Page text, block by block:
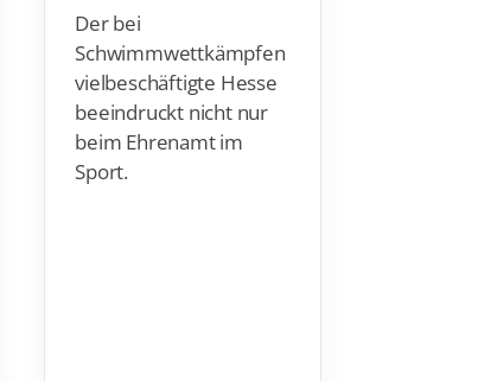
Der bei
Schwimmwettkämpfen
vielbeschäftigte Hesse
beeindruckt nicht nur
beim Ehrenamt im
Sport.